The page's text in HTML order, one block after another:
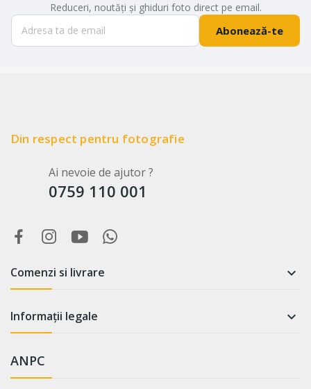
Reduceri, noutăți și ghiduri foto direct pe email.
Abonează-te
Din respect pentru fotografie
Ai nevoie de ajutor ?
0759 110 001
Comenzi si livrare 
Informații legale 
ANPC